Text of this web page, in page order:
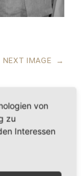
NEXT IMAGE →
von
zu
Interessen